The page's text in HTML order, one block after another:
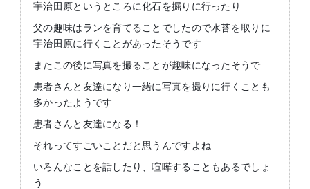
宇治田原というところに化石を掘りに行ったり
父の趣味はランを育てることでしたので水苔を取りに
宇治田原に行くことがあったそうです
またこの後に写真を撮ることが趣味になったそうで
患者さんと友達になり一緒に写真を撮りに行くことも
多かったようです
患者さんと友達になる！
それってすごいことだと思うんですよね
いろんなことを話したり、喧嘩することもあるでしょ
う